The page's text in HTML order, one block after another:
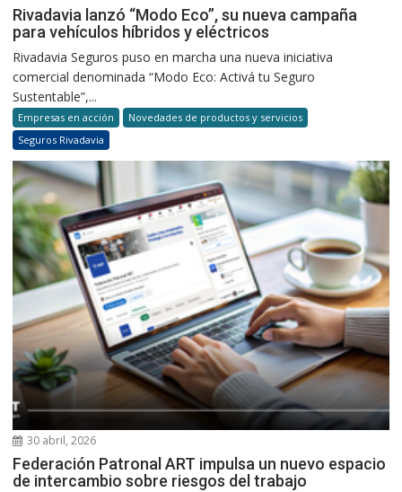
Rivadavia lanzó “Modo Eco”, su nueva campaña
para vehículos híbridos y eléctricos
Rivadavia Seguros puso en marcha una nueva iniciativa
comercial denominada “Modo Eco: Activá tu Seguro
Sustentable”,...
Empresas en acción
Novedades de productos y servicios
Seguros Rivadavia
30 abril, 2026
Federación Patronal ART impulsa un nuevo espacio
de intercambio sobre riesgos del trabajo